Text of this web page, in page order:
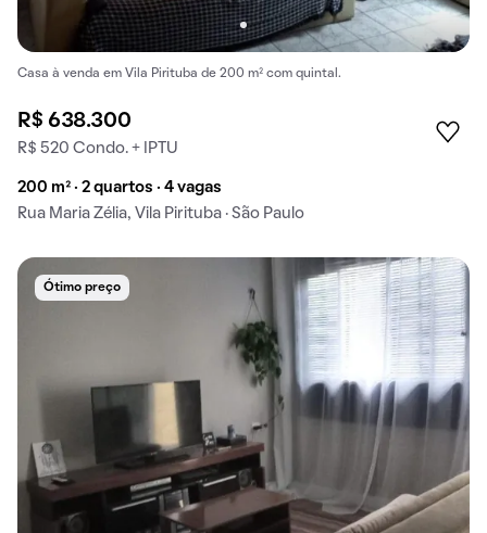
Casa à venda em Vila Pirituba de 200 m² com quintal.
R$ 638.300
R$ 520 Condo. + IPTU
200 m² · 2 quartos · 4 vagas
Rua Maria Zélia, Vila Pirituba · São Paulo
Ótimo preço